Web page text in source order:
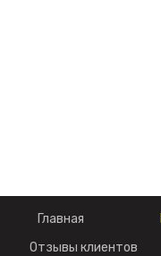
Главная
Отзывы клиентов